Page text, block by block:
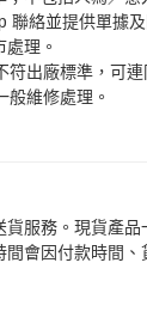
聯絡並提供單據
理。
符出廠標準，可
般維修處理。
服務。現貨產
會因付款時間